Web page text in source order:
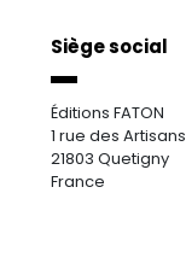
Siège social
Éditions FATON
1 rue des Artisans
21803 Quetigny
France